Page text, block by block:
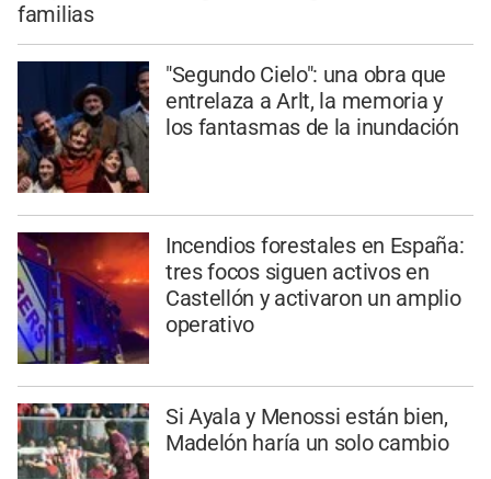
familias
"Segundo Cielo": una obra que
entrelaza a Arlt, la memoria y
los fantasmas de la inundación
Incendios forestales en España:
tres focos siguen activos en
Castellón y activaron un amplio
operativo
Si Ayala y Menossi están bien,
Madelón haría un solo cambio